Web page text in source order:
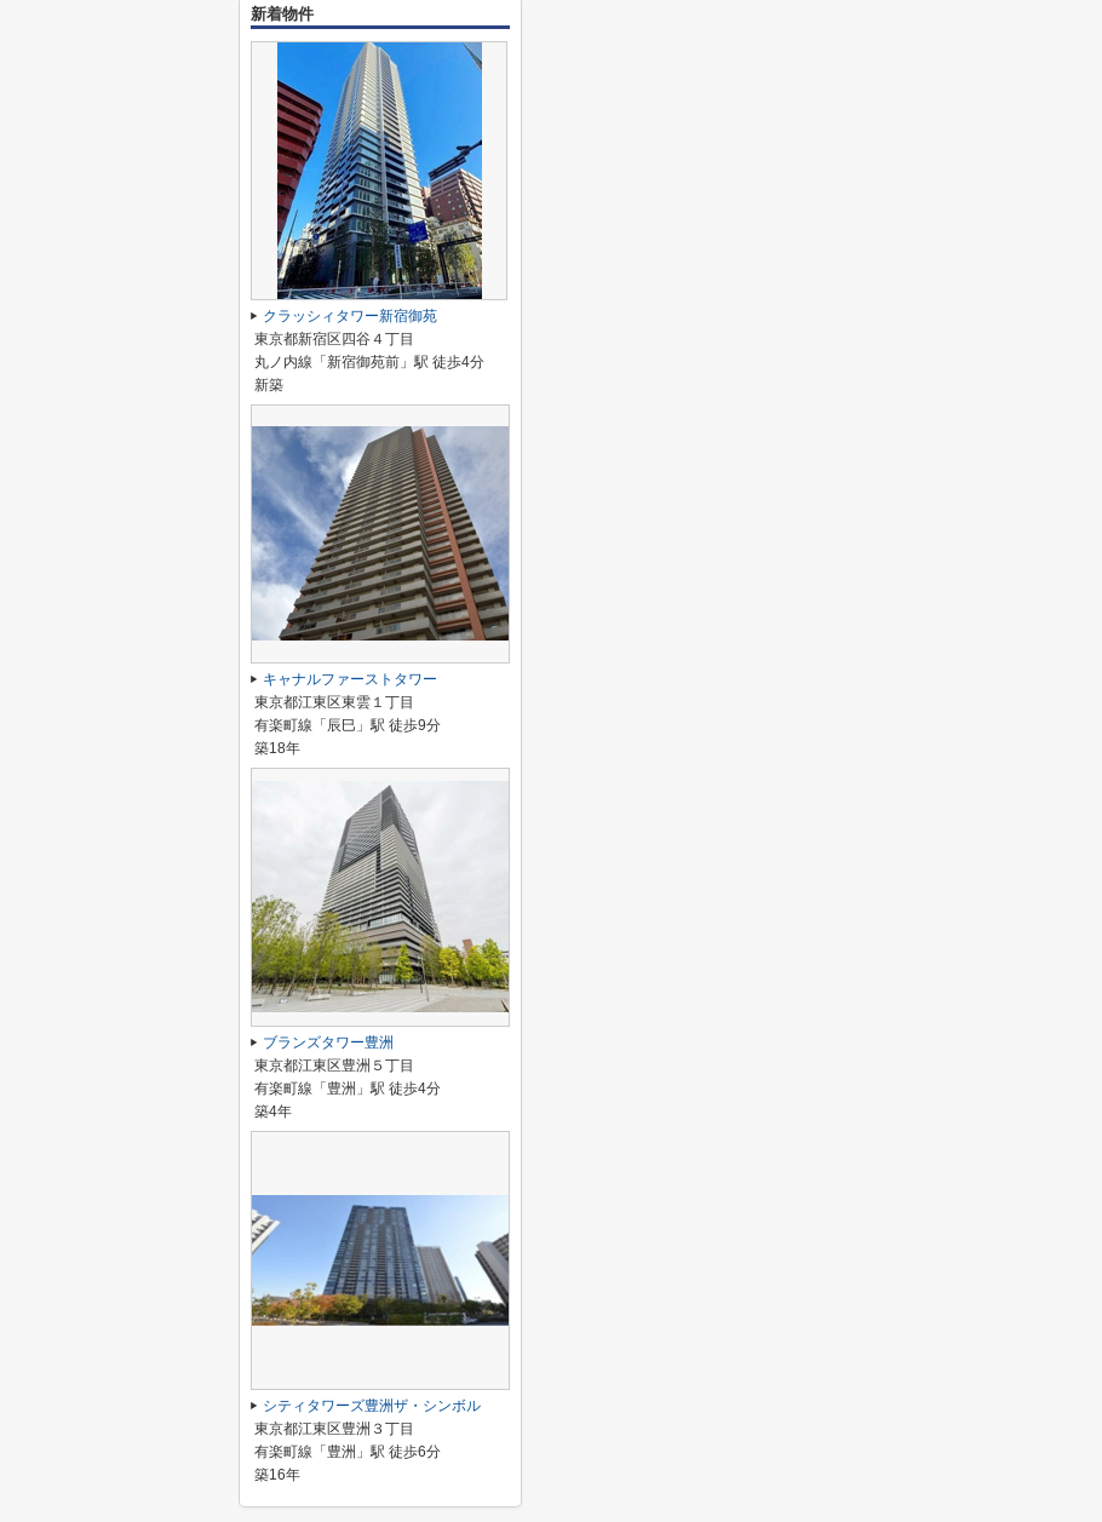
新着物件
クラッシィタワー新宿御苑
東京都新宿区四谷４丁目
丸ノ内線「新宿御苑前」駅 徒歩4分
新築
キャナルファーストタワー
東京都江東区東雲１丁目
有楽町線「辰巳」駅 徒歩9分
築18年
ブランズタワー豊洲
東京都江東区豊洲５丁目
有楽町線「豊洲」駅 徒歩4分
築4年
シティタワーズ豊洲ザ・シンボル
東京都江東区豊洲３丁目
有楽町線「豊洲」駅 徒歩6分
築16年